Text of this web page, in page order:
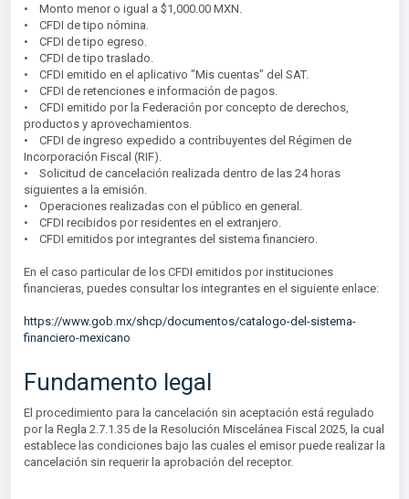
•
Monto menor o igual a $1,000.00 MXN.
•
CFDI de tipo nómina.
•
CFDI de tipo egreso.
•
CFDI de tipo traslado.
•
CFDI emitido en el aplicativo "Mis cuentas" del SAT.
•
CFDI de retenciones e información de pagos.
•
CFDI emitido por la Federación por concepto de derechos,
productos y aprovechamientos.
•
CFDI de ingreso expedido a contribuyentes del Régimen de
Incorporación Fiscal (RIF).
•
Solicitud de cancelación realizada dentro de las 24 horas
siguientes a la emisión.
•
Operaciones realizadas con el público en general.
•
CFDI recibidos por residentes en el extranjero.
•
CFDI emitidos por integrantes del sistema financiero.
En el caso particular de los CFDI emitidos por instituciones
financieras, puedes consultar los integrantes en el siguiente enlace:
https://www.gob.mx/shcp/documentos/catalogo-del-sistema-
financiero-mexicano
Fundamento legal
El procedimiento para la cancelación sin aceptación está regulado
por la Regla 2.7.1.35 de la Resolución Miscelánea Fiscal 2025, la cual
establece las condiciones bajo las cuales el emisor puede realizar la
cancelación sin requerir la aprobación del receptor.